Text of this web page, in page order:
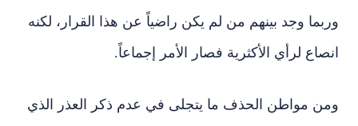
وربما وجد بينهم من لم يكن راضياً عن هذا القرار، لكنه
انصاع لرأي الأكثرية فصار الأمر إجماعاً.
ومن مواطن الحذف ما يتجلى في عدم ذكر العذر الذي